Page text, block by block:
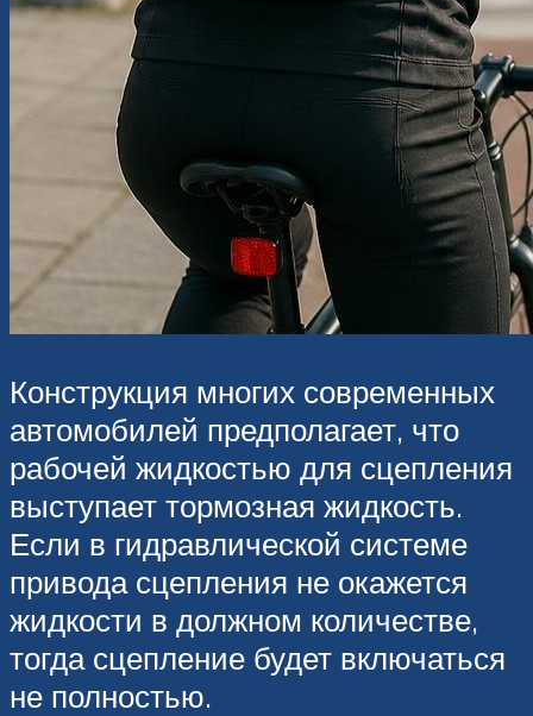
Конструкция многих современных
автомобилей предполагает, что
рабочей жидкостью для сцепления
выступает тормозная жидкость.
Если в гидравлической системе
привода сцепления не окажется
жидкости в должном количестве,
тогда сцепление будет включаться
не полностью.